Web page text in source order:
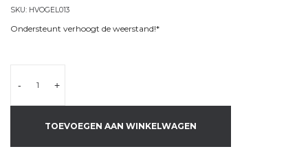
SKU: HVOGEL013
Ondersteunt verhoogt de weerstand!*
- +
TOEVOEGEN AAN WINKELWAGEN